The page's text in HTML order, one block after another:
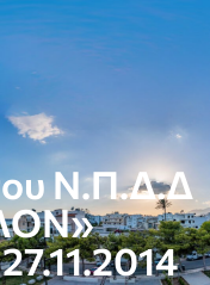
Ν.Π.Δ.Δ